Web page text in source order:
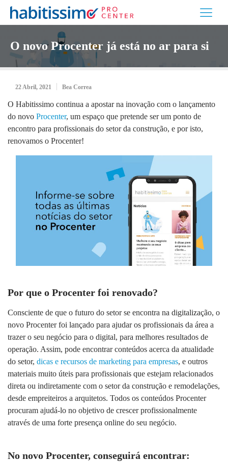
O novo Procenter já está no ar para si
22 Abril, 2021 Bea Correa
O Habitissimo continua a apostar na inovação com o lançamento
do novo Procenter, um espaço que pretende ser um ponto de
encontro para profissionais do setor da construção, e por isto,
renovamos o Procenter!
Por que o Procenter foi renovado?
Consciente de que o futuro do setor se encontra na digitalização, o
novo Procenter foi lançado para ajudar os profissionais da área a
trazer o seu negócio para o digital, para melhores resultados de
operação. Assim, pode encontrar conteúdos acerca da atualidade
do setor, dicas e recursos de marketing para empresas, e outros
materiais muito úteis para profissionais que estejam relacionados
direta ou indiretamente com o setor da construção e remodelações,
desde empreiteiros a arquitetos. Todos os conteúdos Procenter
procuram ajudá-lo no objetivo de crescer profissionalmente
através de uma forte presença online do seu negócio.
No novo Procenter, conseguirá encontrar: